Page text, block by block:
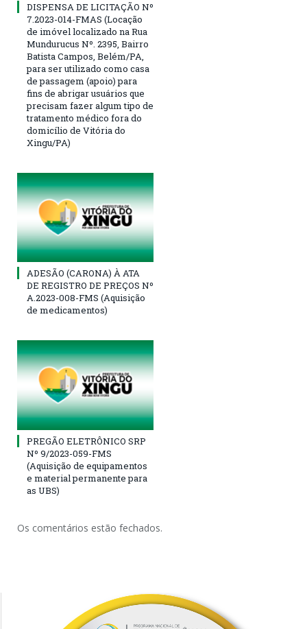
DISPENSA DE LICITAÇÃO Nº
7.2023-014-FMAS (Locação
de imóvel localizado na Rua
Mundurucus Nº. 2395, Bairro
Batista Campos, Belém/PA,
para ser utilizado como casa
de passagem (apoio) para
fins de abrigar usuários que
precisam fazer algum tipo de
tratamento médico fora do
domicílio de Vitória do
Xingu/PA)
ADESÃO (CARONA) À ATA
DE REGISTRO DE PREÇOS Nº
A.2023-008-FMS (Aquisição
de medicamentos)
PREGÃO ELETRÔNICO SRP
Nº 9/2023-059-FMS
(Aquisição de equipamentos
e material permanente para
as UBS)
Os comentários estão fechados.